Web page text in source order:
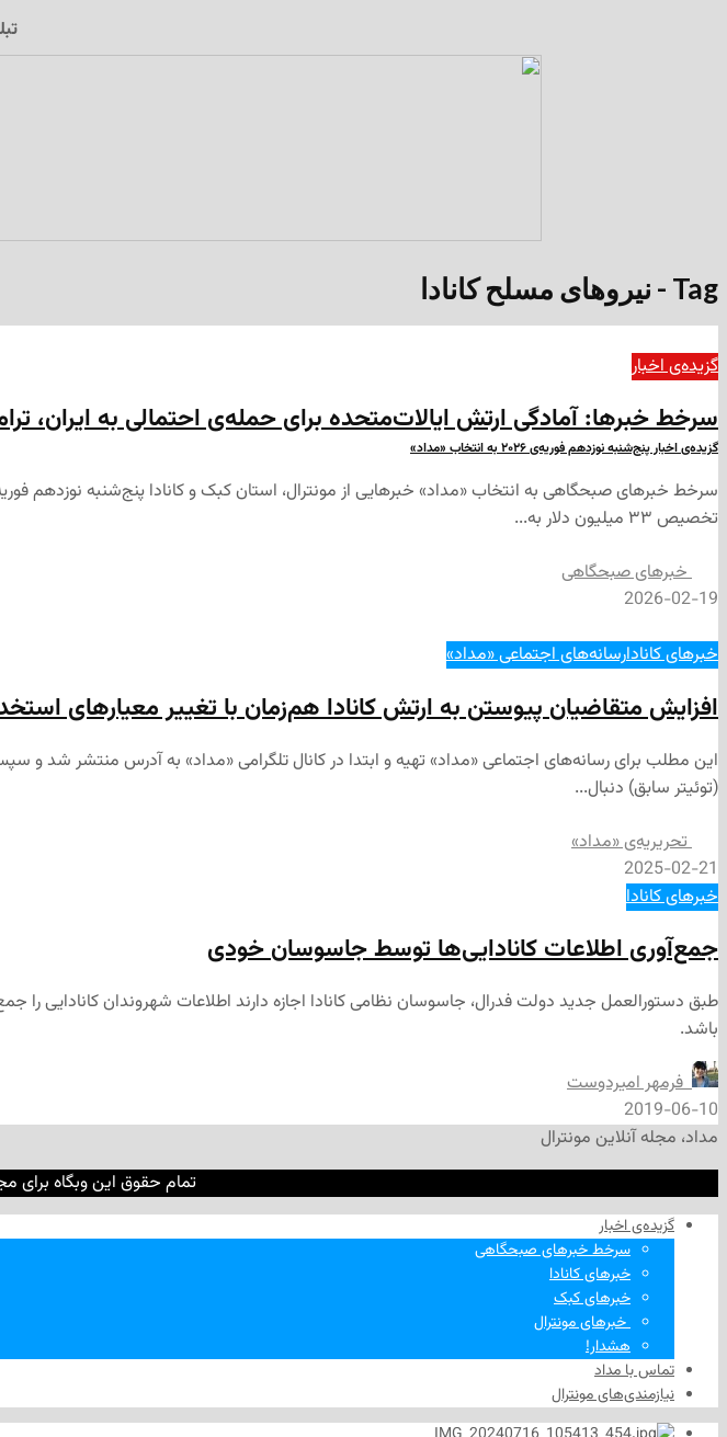
Tag - نیروهای مسلح کانادا
گزیده‌ی‌ اخبار
سرخط خبرها: آمادگی ارتش ایالات‌متحده برای حمله‌ی احتمالی به ایران،
گزیده‌ی اخبار پنج‌شنبه نوزدهم فوریه‌‌ی ۲۰۲۶ به انتخاب «مداد»
سرخط خبرهای صبحگاهی به انتخاب «مداد» خبرهایی از مونترال، استان کبک و کانادا پنج‌شنبه نوزدهم
تخصیص ۳۳ میلیون دلار به...
‌خبرهای صبحگاهی
2026-02-19
خبرهای کانادارسانه‌های اجتماعی «مداد»
افزایش متقاضیان پیوستن به ارتش کانادا هم‌زمان با تغییر معیارهای
(توئیتر سابق) دنبال...
تحریریه‌ی «مداد»
2025-02-21
خبرهای کانادا
جمع‌آوری اطلاعات کانادایی‌ها توسط جاسوسان خودی
طبق دستورالعمل جدید دولت فدرال، جاسوسان نظامی کانادا اجازه دارند اطلاعات شهروندان کانادایی را
باشد.
‌ فرمهر امیردوست
2019-06-10
مداد، مجله آنلاین مونترال
تمام حقوق این وبگاه برای
گزیده‌ی‌ اخبار
سرخط خبرهای صبحگاهی
خبرهای کانادا
خبرهای کبک
‌ خبرهای مونترال
هشدار!
تماس با مداد
نیازمندی‌های مونترال